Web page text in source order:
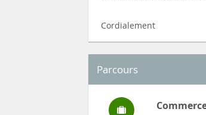
Cordialement
Parcours